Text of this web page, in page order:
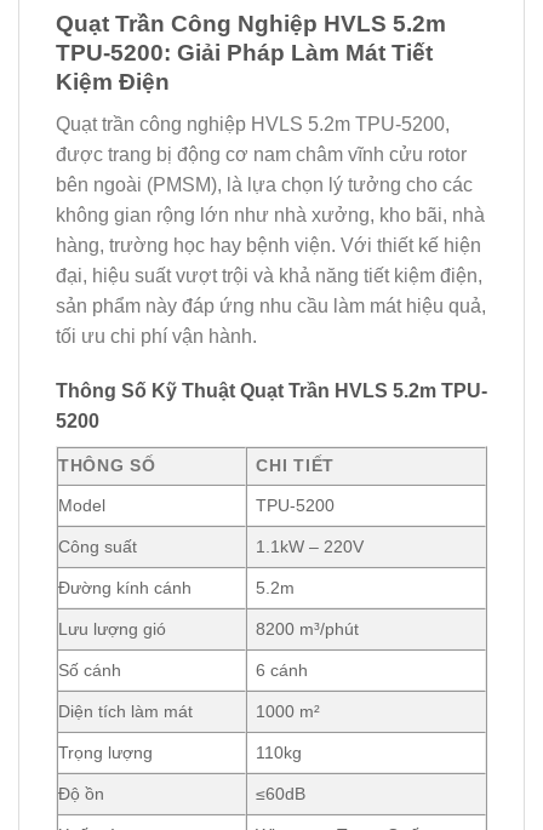
Liên hệ nhận giá
Chi tiết
Quạt Trần Công Nghiệp HVLS 5.2m
TPU-5200: Giải Pháp Làm Mát Tiết
Kiệm Điện
Quạt trần công nghiệp HVLS 5.2m TPU-5200,
được trang bị động cơ nam châm vĩnh cửu rotor
bên ngoài (PMSM), là lựa chọn lý tưởng cho các
không gian rộng lớn như nhà xưởng, kho bãi, nhà
hàng, trường học hay bệnh viện. Với thiết kế hiện
đại, hiệu suất vượt trội và khả năng tiết kiệm điện,
sản phẩm này đáp ứng nhu cầu làm mát hiệu quả,
tối ưu chi phí vận hành.
Thông Số Kỹ Thuật Quạt Trần HVLS 5.2m TPU-
5200
THÔNG SỐ CHI TIẾT
Model TPU-5200
Công suất 1.1kW – 220V
Đường kính cánh 5.2m
Lưu lượng gió 8200 m³/phút
Số cánh 6 cánh
Diện tích làm mát 1000 m²
Trọng lượng 110kg
Độ ồn ≤60dB